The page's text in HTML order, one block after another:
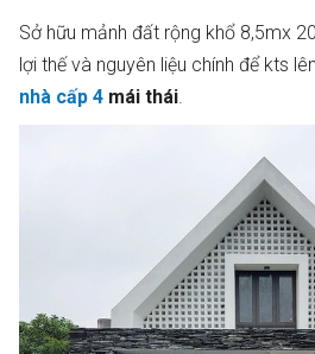
Sở hữu mảnh đất rộng khổ 8,5mx
lợi thế và nguyên liệu chính để kts
nhà cấp 4 mái thái.